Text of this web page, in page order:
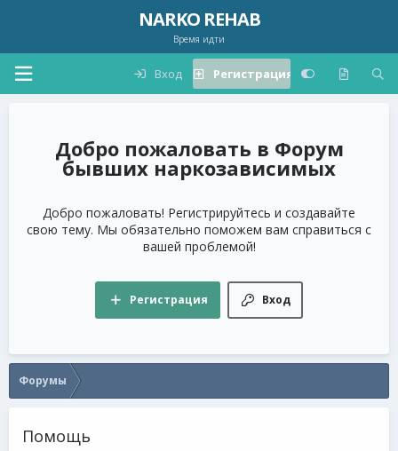
NARKO REHAB
Время идти
Вход Регистрация
Форум
бывших наркозависимых
Добро пожаловать! Регистрируйтесь и создавайте
свою тему. Мы обязательно поможем вам справиться с
вашей проблемой!
Вход
Регистрация
Форумы
Помощь